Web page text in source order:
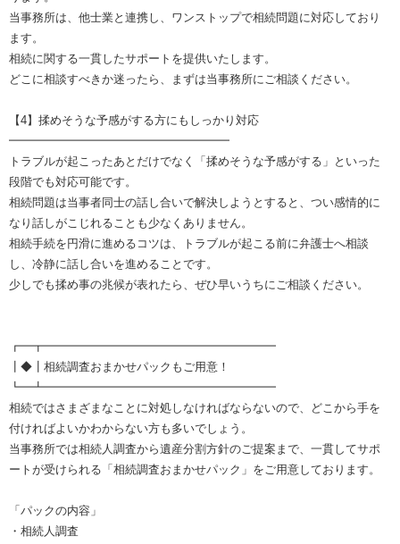
当事務所は、他士業と連携し、ワンストップで相続問題に対応しており
ます。
相続に関する一貫したサポートを提供いたします。
どこに相談すべきか迷ったら、まずは当事務所にご相談ください。
【4】揉めそうな予感がする方にもしっかり対応
━━━━━━━━━━━━━━━━━━━
トラブルが起こったあとだけでなく「揉めそうな予感がする」といった
段階でも対応可能です。
相続問題は当事者同士の話し合いで解決しようとすると、つい感情的に
なり話しがこじれることも少なくありません。
相続手続を円滑に進めるコツは、トラブルが起こる前に弁護士へ相談
し、冷静に話し合いを進めることです。
少しでも揉め事の兆候が表れたら、ぜひ早いうちにご相談ください。
┏━┳━━━━━━━━━━━━━━━━━━━━
┃◆┃相続調査おまかせパックもご用意！
┗━┻━━━━━━━━━━━━━━━━━━━━
相続ではさまざまなことに対処しなければならないので、どこから手を
付ければよいかわからない方も多いでしょう。
当事務所では相続人調査から遺産分割方針のご提案まで、一貫してサポ
ートが受けられる「相続調査おまかせパック」をご用意しております。
「パックの内容」
・相続人調査